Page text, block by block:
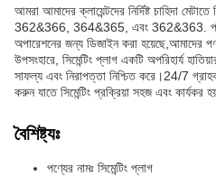
আমরা আমাদের ক্লায়েন্টদের নির্দিষ্ট চাহিদা
362&366, 364&365, এবং 362&363.
অপারেশনের জন্য ডিজাইন করা হয়েছে,আমাদের
উপসংহারে, সিমেন্টিং প্লাগ একটি অপরিহার্য
সাফল্য এবং নিরাপত্তা নিশ্চিত করে।24/7 গ্রাহক
করুন যাতে সিমেন্টিং প্রক্রিয়া সহজ এবং কার্যকর
বৈশিষ্ট্যঃ
পণ্যের নামঃ সিমেন্টিং প্লাগ